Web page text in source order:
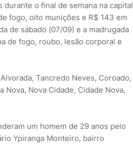
o final de semana na capital
fogo, oito munições e R$ 143 em
de sábado (07/09) e a madrugada
de fogo, roubo, lesão corporal e
Tancredo Neves, Coroado,
Nova, Nova Cidade, Cidade Nova,
um homem de 29 anos pelo
Ypiranga Monteiro, bairro